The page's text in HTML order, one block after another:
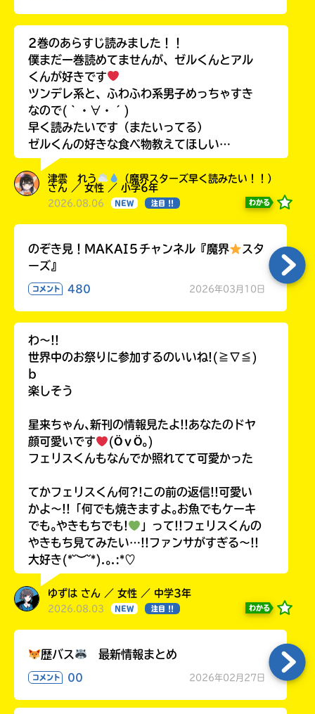
2巻のあらすじ読みました！！
僕まだ一巻読めてませんが、ゼルくんとアル
くんが好きです
ツンデレ系と、ふわふわ系男子めっちゃすき
なので(｀・∀・´)
早く読みたいです（またいってる）
ゼルくんの好きな食べ物教えてほしい…
津雲 れう
（魔界スターズ早く読みたい！！）
さん ／ 女性 ／ 小学6年
2026.08.06 NEW 注目 !! わかる
のぞき見！MAKAI５チャンネル『魔界
スタ
ーズ』
コメント 480 2026年03月10日
わ〜!!
世界中のお祭りに参加するのいいね!(≧∇≦)
b
楽しそう
星来ちゃん､新刊の情報見たよ!!あなたのドヤ
顔可愛いです
(ӦｖӦ｡)
フェリスくんもなんでか照れてて可愛かった
てかフェリスくん何?!この前の返信!!可愛い
かよ〜!!「何でも焼きますよ｡お魚でもケーキ
でも｡やきもちでも!
」って!!フェリスくんの
やきもち見てみたい…!!ファンサがすぎる〜!!
大好き(*˘︶˘*).｡.:*♡
ゆずは さん ／ 女性 ／ 中学3年
2026.08.03 NEW 注目 !! わかる
歴バス 最新情報まとめ
コメント 00 2026年02月27日